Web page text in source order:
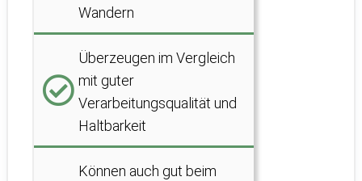
Wandern
Überzeugen im Vergleich
mit guter
Verarbeitungsqualität und
Haltbarkeit
Können auch gut beim